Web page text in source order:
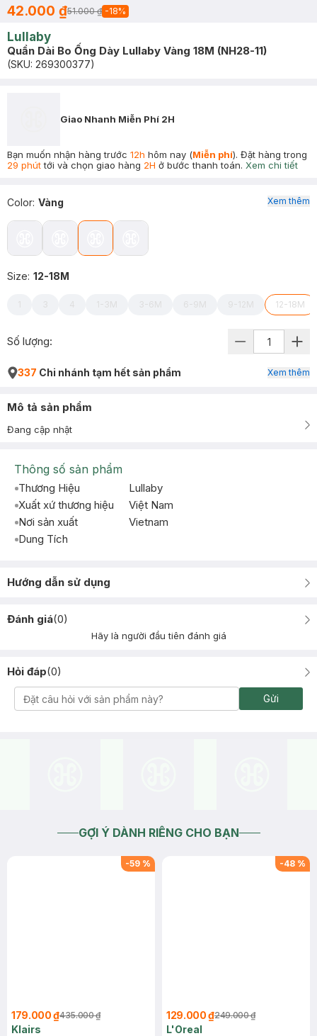
42.000 ₫51.000 ₫ -18%
Lullaby
Quần Dài Bo Ống Dày Lullaby Vàng 18M (NH28-11)
(SKU: 269300377)
Giao Nhanh Miễn Phí 2H
Bạn muốn nhận hàng trước 12h hôm nay (Miễn phí). Đặt hàng trong
29 phúttới và chọn giao hàng 2H ở bước thanh toán. Xem chi tiết
Color: Vàng
Size: 12-18M
3 4 1-3M 3-6M 6-9M 9-12M 12-18M
Xem thêm
Số lượng:
337 Chi nhánh tạm hết sản phẩm Xem thêm
Mô tả sản phẩm
Đang cập nhật
Thông số sản phẩm
Thương Hiệu
Lullaby
Xuất xứ thương hiệu
Việt Nam
Nơi sản xuất
Vietnam
Dung Tích
Hướng dẫn sử dụng
Đánh giá(0)
Hãy là người đầu tiên đánh giá
Hỏi đáp(0)
Gửi
GỢI Ý DÀNH RIÊNG CHO BẠN
-59 %
179.000 ₫435.000 ₫
Klairs
-48 %
129.000 ₫249.000 ₫
L'Oreal